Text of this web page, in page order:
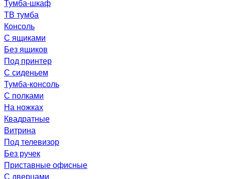
Тумба-шкаф
ТВ тумба
Консоль
С ящиками
Без ящиков
Под принтер
С сиденьем
Тумба-консоль
С полками
На ножках
Квадратные
Витрина
Под телевизор
Без ручек
Приставные офисные
С дверцами